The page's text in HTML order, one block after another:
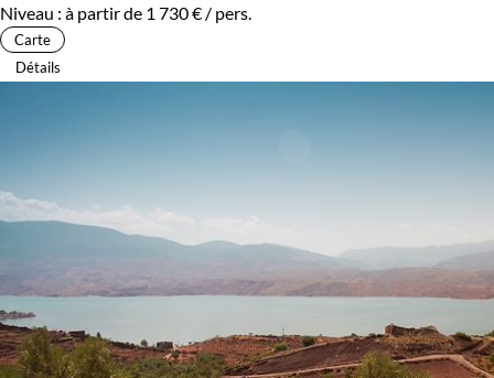
Niveau : à partir de 1 730 € / pers.
Carte
Détails